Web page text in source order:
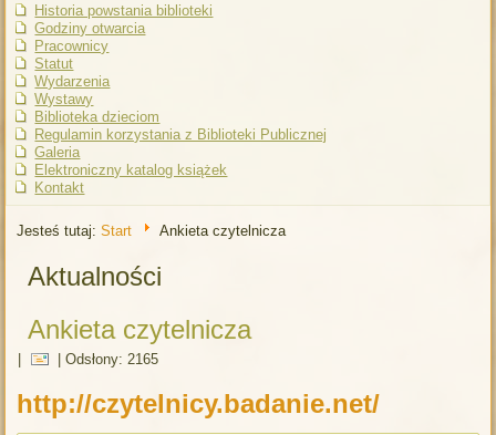
Historia powstania biblioteki
Godziny otwarcia
Pracownicy
Statut
Wydarzenia
Wystawy
Biblioteka dzieciom
Regulamin korzystania z Biblioteki Publicznej
Galeria
Elektroniczny katalog książek
Kontakt
Jesteś tutaj:Start Ankieta czytelnicza
Aktualności
Ankieta czytelnicza
Odsłony: 2165
http://czytelnicy.badanie.net/